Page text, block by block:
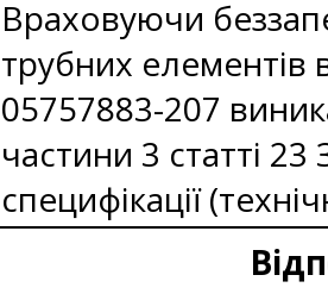
Враховуючи
трубних елементів
05757883-207
частини 3 статті 23
специфікації